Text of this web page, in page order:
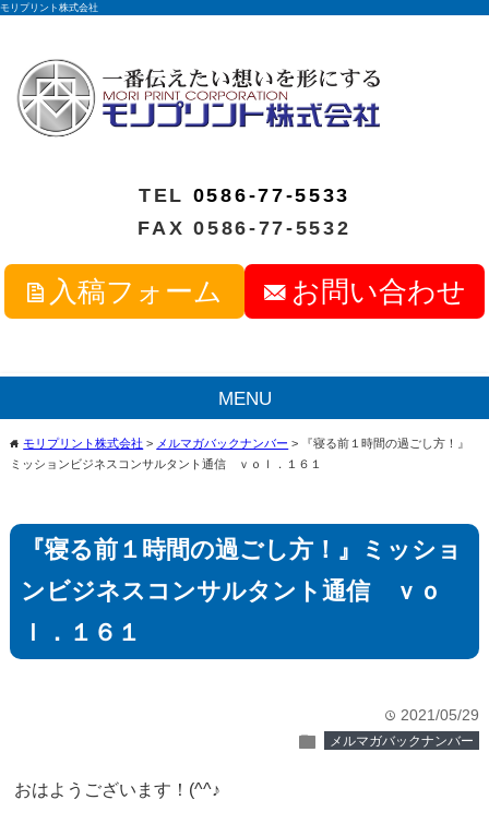
モリプリント株式会社
TEL 0586-77-5533
FAX 0586-77-5532
入稿フォーム お問い合わせ
MENU
homeモリプリント株式会社 > メルマガバックナンバー >
『寝る前１時間の過ごし方！』
ミッションビジネスコンサルタント通信 ｖｏｌ．１６１
『寝る前１時間の過ごし方！』ミッショ
ンビジネスコンサルタント通信 ｖｏ
ｌ．１６１
time 2021/05/29
folder メルマガバックナンバー
おはようございます！(^^♪